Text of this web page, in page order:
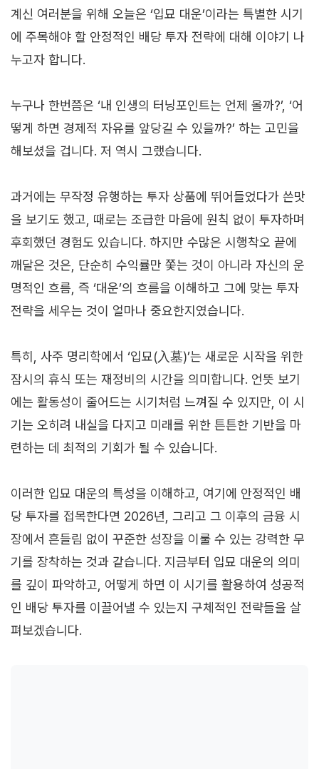
계신 여러분을 위해 오늘은 ‘입묘 대운’이라는 특별한 시기
에 주목해야 할 안정적인 배당 투자 전략에 대해 이야기 나
누고자 합니다.
누구나 한번쯤은 ‘내 인생의 터닝포인트는 언제 올까?’, ‘어
떻게 하면 경제적 자유를 앞당길 수 있을까?’ 하는 고민을
해보셨을 겁니다. 저 역시 그랬습니다.
과거에는 무작정 유행하는 투자 상품에 뛰어들었다가 쓴맛
을 보기도 했고, 때로는 조급한 마음에 원칙 없이 투자하며
후회했던 경험도 있습니다. 하지만 수많은 시행착오 끝에
깨달은 것은, 단순히 수익률만 쫓는 것이 아니라 자신의 운
명적인 흐름, 즉 ‘대운’의 흐름을 이해하고 그에 맞는 투자
전략을 세우는 것이 얼마나 중요한지였습니다.
특히, 사주 명리학에서 ‘입묘(入墓)’는 새로운 시작을 위한
잠시의 휴식 또는 재정비의 시간을 의미합니다. 언뜻 보기
에는 활동성이 줄어드는 시기처럼 느껴질 수 있지만, 이 시
기는 오히려 내실을 다지고 미래를 위한 튼튼한 기반을 마
련하는 데 최적의 기회가 될 수 있습니다.
이러한 입묘 대운의 특성을 이해하고, 여기에 안정적인 배
당 투자를 접목한다면 2026년, 그리고 그 이후의 금융 시
장에서 흔들림 없이 꾸준한 성장을 이룰 수 있는 강력한 무
기를 장착하는 것과 같습니다. 지금부터 입묘 대운의 의미
를 깊이 파악하고, 어떻게 하면 이 시기를 활용하여 성공적
인 배당 투자를 이끌어낼 수 있는지 구체적인 전략들을 살
펴보겠습니다.